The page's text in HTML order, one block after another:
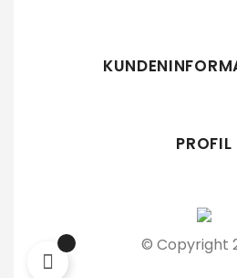
PROFIL
© Copyright